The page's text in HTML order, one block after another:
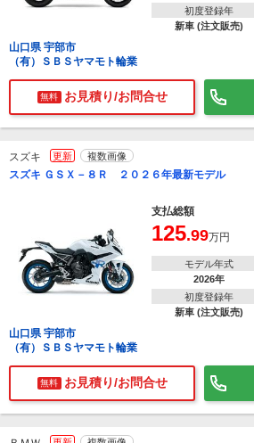
初度登録年
新車 (注文販売)
山口県 宇部市
（有）ＳＢＳヤマモト輪業
無料 お見積り/お問合せ
スズキ 更新 複数画像
スズキ ＧＳＸ－８Ｒ ２０２６年最新モデル
支払総額
125.99万円
モデル年式
2026年
初度登録年
新車 (注文販売)
山口県 宇部市
（有）ＳＢＳヤマモト輪業
無料 お見積り/お問合せ